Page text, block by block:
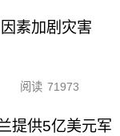
素加剧灾害
阅读 71973
提供5亿美元军